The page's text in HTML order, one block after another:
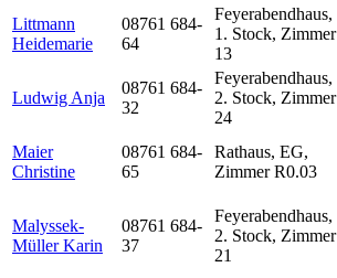
Littmann
Heidemarie
08761 684-
64
Feyerabendhaus,
1. Stock, Zimmer
13
Ludwig Anja
08761 684-
32
Feyerabendhaus,
2. Stock, Zimmer
24
Maier
Christine
08761 684-
65
Rathaus, EG,
Zimmer R0.03
Malyssek-
Müller Karin
08761 684-
37
Feyerabendhaus,
2. Stock, Zimmer
21